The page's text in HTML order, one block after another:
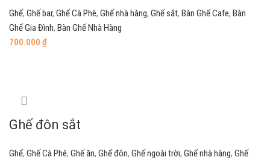
Ghế, Ghế bar, Ghế Cà Phê, Ghế nhà hàng, Ghế sắt, Bàn Ghế Cafe, Bàn
Ghế Gia Đình, Bàn Ghế Nhà Hàng
700.000 ₫
Ghế đôn sắt
Ghế, Ghế Cà Phê, Ghế ăn, Ghế đôn, Ghế ngoài trời, Ghế nhà hàng, Ghế